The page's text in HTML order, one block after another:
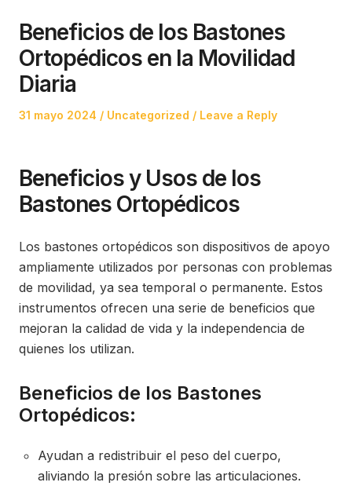
Beneficios de los Bastones
Ortopédicos en la Movilidad
Diaria
Posted
31 mayo 2024
Posted
Uncategorized Leave a Reply
Beneficios y Usos de los
Bastones Ortopédicos
Los bastones ortopédicos son dispositivos de apoyo
ampliamente utilizados por personas con problemas
de movilidad, ya sea temporal o permanente. Estos
instrumentos ofrecen una serie de beneficios que
mejoran la calidad de vida y la independencia de
quienes los utilizan.
Beneficios de los Bastones
Ortopédicos:
Ayudan a redistribuir el peso del cuerpo,
aliviando la presión sobre las articulaciones.